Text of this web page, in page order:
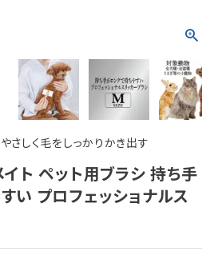
さしく毛をしっかりかき出す
ト ペット用ブラシ 持ち手
い プロフェッショナルス